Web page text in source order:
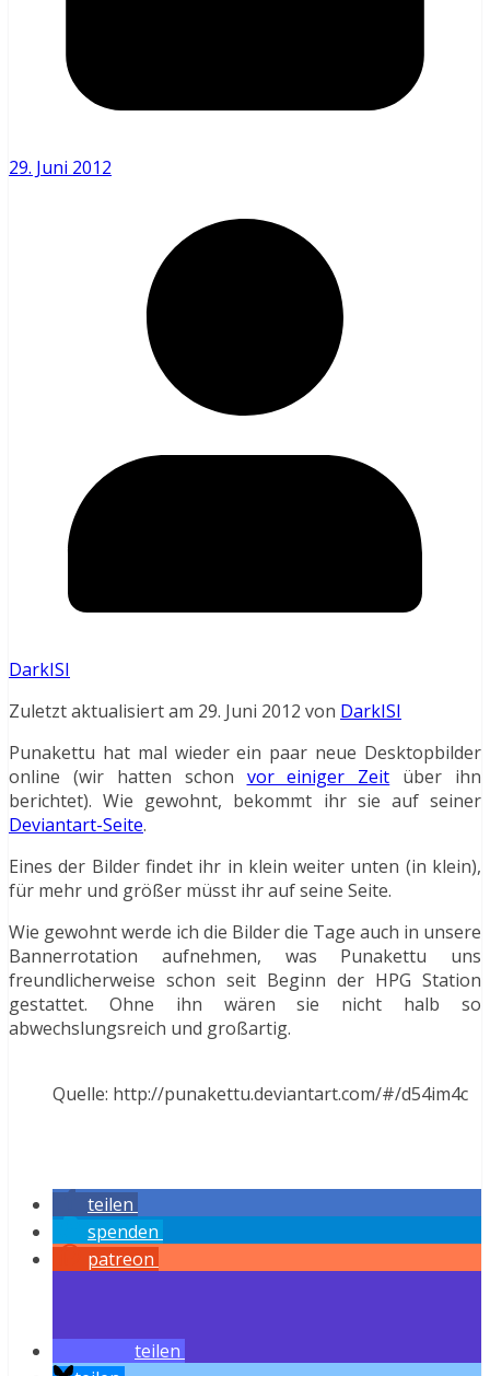
29. Juni 2012
DarkISI
Zuletzt aktualisiert am 29. Juni 2012 von DarkISI
Punakettu hat mal wieder ein paar neue Desktopbilder
online (wir hatten schon vor einiger Zeit über ihn
berichtet). Wie gewohnt, bekommt ihr sie auf seiner
Deviantart-Seite.
Eines der Bilder findet ihr in klein weiter unten (in klein),
für mehr und größer müsst ihr auf seine Seite.
Wie gewohnt werde ich die Bilder die Tage auch in unsere
Bannerrotation aufnehmen, was Punakettu uns
freundlicherweise schon seit Beginn der HPG Station
gestattet. Ohne ihn wären sie nicht halb so
abwechslungsreich und großartig.
Quelle: http://punakettu.deviantart.com/#/d54im4c
teilen
spenden
patreon
teilen